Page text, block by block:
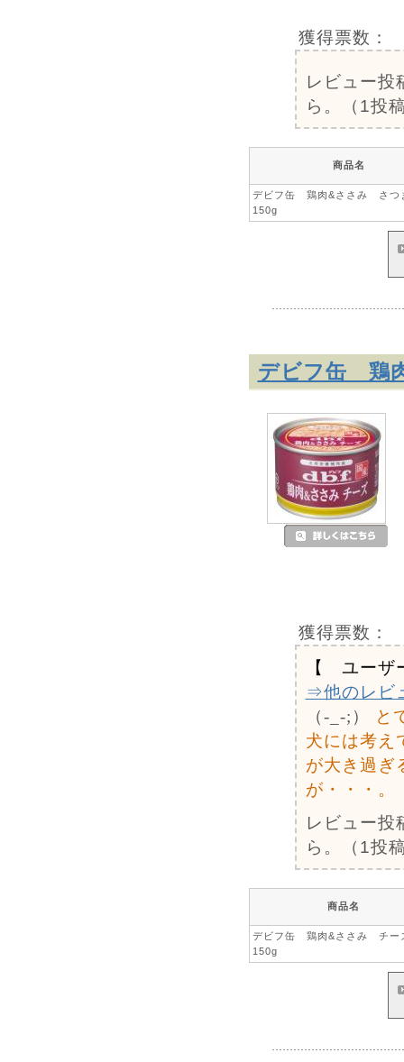
獲得票数：
レビュー投
ら。（1投
商品名
デビフ缶 鶏肉&ささみ さ
150g
デビフ缶 鶏
獲得票数：
【 ユーザ
⇒他のレビ
（-_-;）
と
犬には考え
が大き過ぎ
が・・・。
レビュー投
ら。（1投
商品名
デビフ缶 鶏肉&ささみ チ
150g